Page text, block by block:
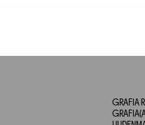
GRAFIA